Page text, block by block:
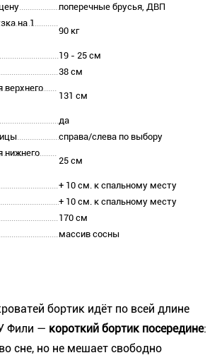
поперечные брусья, ДВП
на 1
90 кг
19 - 25 см
38 см
верхнего
131 см
да
справа/слева по выбору
нижнего
25 см
+ 10 см. к спальному месту
+ 10 см. к спальному месту
170 см
массив сосны
бортик идёт по всей длине
Фили — короткий бортик посередине:
сне, но не мешает свободно